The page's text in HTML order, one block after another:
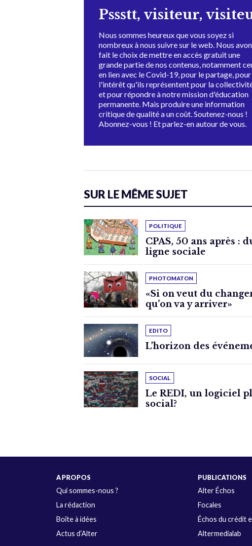
Pssstt, visiteur,
Nous sommes heureux que vous soyez si
nombreux à nous suivre sur le web. Nous
fait le choix de mettre en accès gratuit une
grande partie de nos contenus, notamment
en lien avec le Covid-19, pour le partage, pour
l'intérêt qu'ils représentent pour la
et pour répondre à notre mission d'éducation
permanente. Mais produire une information
critique de qualité a un coût. Soutenez-nous !
Abonnez-vous ! Et parlez-en autour de vous.
SUR LE MÊME SUJET
POLITIQUE
CPAS, 50 ans après :
ligne sociale
PHOTOMATON
«Si on veut du
qu’on va y arriver»
EDITO
L’horizon des
SOCIAL
Le REDI, un logiciel
social?
A PROPOS
Qui sommes-nous ?
La rédaction
Boîte à idées
Actus d’Alter
PUBLICATIONS
Alter Échos
Focales
Échos du crédit
Altermedialab